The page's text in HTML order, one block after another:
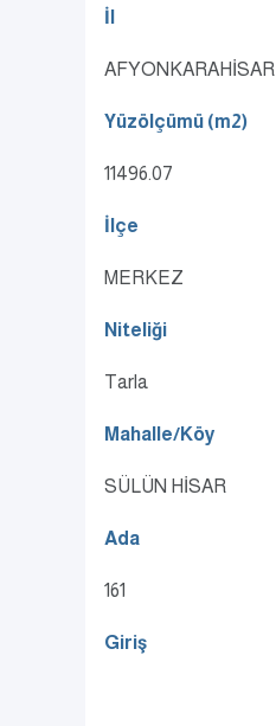
İl
AFYONKARAHİSAR
Yüzölçümü (m2)
11496.07
İlçe
MERKEZ
Niteliği
Tarla
Mahalle/Köy
SÜLÜN HİSAR
Ada
161
Giriş